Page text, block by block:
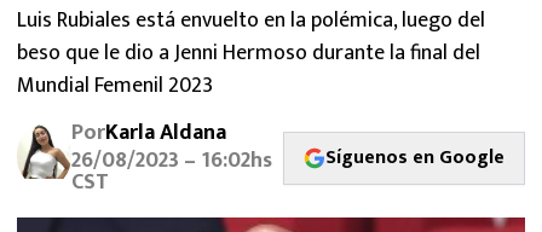
ATLANTE
SELECCIÓN MEXICANA
FUTBOL INTERNACIONAL
MEXICANOS EN EL EXTRANJERO
Luis Rubiales está envuelto en la polémica, luego del
beso que le dio a Jenni Hermoso durante la final del
Mundial Femenil 2023
PorKarla Aldana
26/08/2023 – 16:02hs
CST
Síguenos en Google